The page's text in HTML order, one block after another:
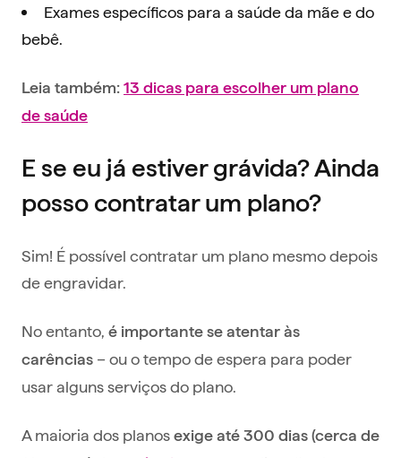
Exames específicos para a saúde da mãe e do
bebê.
Leia também: 13 dicas para escolher um plano
de saúde
E se eu já estiver grávida? Ainda
posso contratar um plano?
Sim! É possível contratar um plano mesmo depois
de engravidar.
No entanto, é importante se atentar às
carências – ou o tempo de espera para poder
usar alguns serviços do plano.
A maioria dos planos exige até 300 dias (cerca de